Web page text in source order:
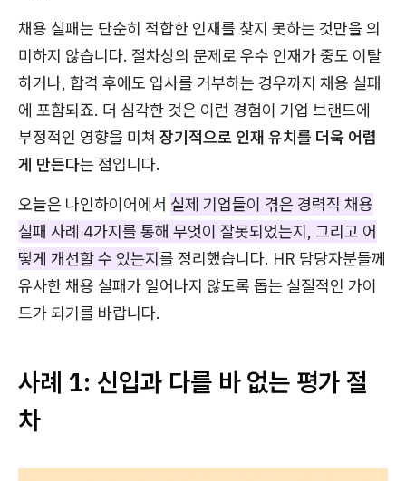
채용 실패는 단순히 적합한 인재를 찾지 못하는 것만을 의
미하지 않습니다. 절차상의 문제로 우수 인재가 중도 이탈
하거나, 합격 후에도 입사를 거부하는 경우까지 채용 실패
에 포함되죠. 더 심각한 것은 이런 경험이 기업 브랜드에
부정적인 영향을 미쳐 장기적으로 인재 유치를 더욱 어렵
게 만든다는 점입니다.
오늘은 나인하이어에서 실제 기업들이 겪은 경력직 채용
실패 사례 4가지를 통해 무엇이 잘못되었는지, 그리고 어
떻게 개선할 수 있는지를 정리했습니다. HR 담당자분들께
유사한 채용 실패가 일어나지 않도록 돕는 실질적인 가이
드가 되기를 바랍니다.
사례 1: 신입과 다를 바 없는 평가 절
차